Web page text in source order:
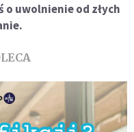
o uwolnienie od złych